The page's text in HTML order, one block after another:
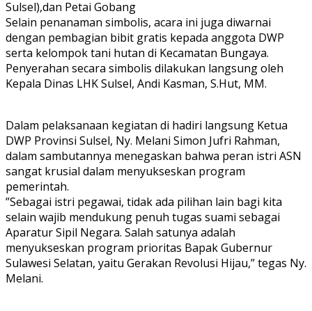
Sulsel),​dan Petai Gobang
​Selain penanaman simbolis, acara ini juga diwarnai
dengan pembagian bibit gratis kepada anggota DWP
serta kelompok tani hutan di Kecamatan Bungaya.
Penyerahan secara simbolis dilakukan langsung oleh
Kepala Dinas LHK Sulsel, Andi Kasman, S.Hut, MM.
Dalam pelaksanaan kegiatan di hadiri langsung ​Ketua
DWP Provinsi Sulsel, Ny. Melani Simon Jufri Rahman,
dalam sambutannya menegaskan bahwa peran istri ASN
sangat krusial dalam menyukseskan program
pemerintah.
​”Sebagai istri pegawai, tidak ada pilihan lain bagi kita
selain wajib mendukung penuh tugas suami sebagai
Aparatur Sipil Negara. Salah satunya adalah
menyukseskan program prioritas Bapak Gubernur
Sulawesi Selatan, yaitu Gerakan Revolusi Hijau,” tegas Ny.
Melani.